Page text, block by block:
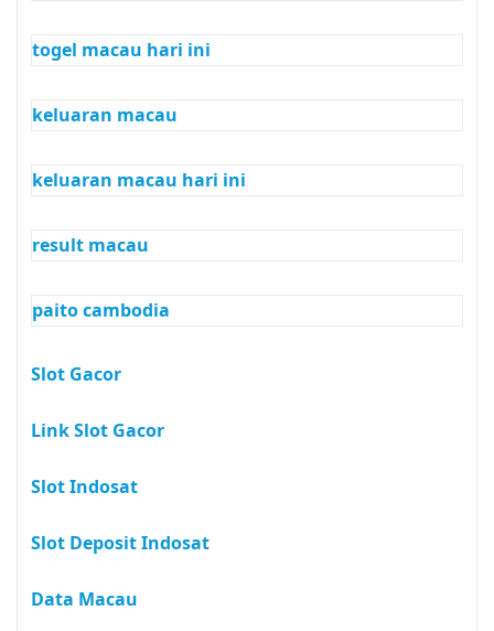
togel macau hari ini
keluaran macau
keluaran macau hari ini
result macau
paito cambodia
Slot Gacor
Link Slot Gacor
Slot Indosat
Slot Deposit Indosat
Data Macau